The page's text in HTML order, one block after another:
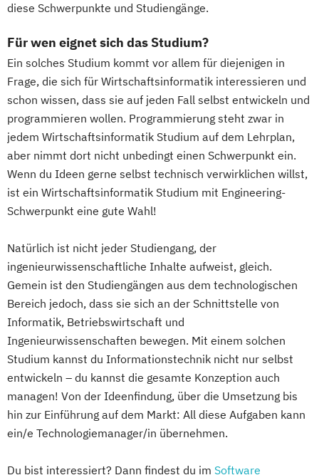
diese Schwerpunkte und Studiengänge.
Für wen eignet sich das Studium?
Ein solches Studium kommt vor allem für diejenigen in
Frage, die sich für Wirtschaftsinformatik interessieren und
schon wissen, dass sie auf jeden Fall selbst entwickeln und
programmieren wollen. Programmierung steht zwar in
jedem Wirtschaftsinformatik Studium auf dem Lehrplan,
aber nimmt dort nicht unbedingt einen Schwerpunkt ein.
Wenn du Ideen gerne selbst technisch verwirklichen willst,
ist ein Wirtschaftsinformatik Studium mit Engineering-
Schwerpunkt eine gute Wahl!
Natürlich ist nicht jeder Studiengang, der
ingenieurwissenschaftliche Inhalte aufweist, gleich.
Gemein ist den Studiengängen aus dem technologischen
Bereich jedoch, dass sie sich an der Schnittstelle von
Informatik, Betriebswirtschaft und
Ingenieurwissenschaften bewegen. Mit einem solchen
Studium kannst du Informationstechnik nicht nur selbst
entwickeln – du kannst die gesamte Konzeption auch
managen! Von der Ideenfindung, über die Umsetzung bis
hin zur Einführung auf dem Markt: All diese Aufgaben kann
ein/e Technologiemanager/in übernehmen.
Du bist interessiert? Dann findest du im Software